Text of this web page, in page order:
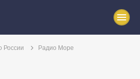
России Радио Море